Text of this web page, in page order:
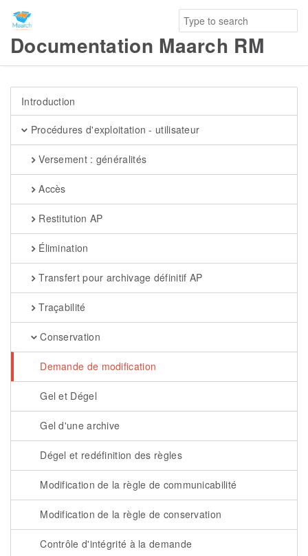
Documentation Maarch RM
Introduction
Procédures d'exploitation - utilisateur
Versement : généralités
Accès
Restitution AP
Élimination
Transfert pour archivage définitif AP
Traçabilité
Conservation
Demande de modification
Gel et Dégel
Gel d'une archive
Dégel et redéfinition des règles
Modification de la règle de communicabilité
Modification de la règle de conservation
Contrôle d'intégrité à la demande